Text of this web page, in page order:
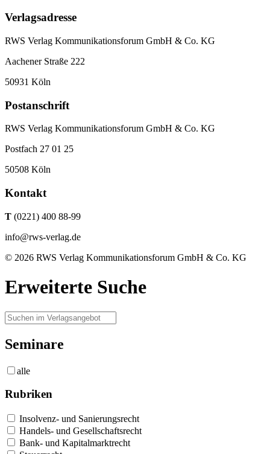
Verlagsadresse
RWS Verlag Kommunikationsforum GmbH & Co. KG
Aachener Straße 222
50931 Köln
Postanschrift
RWS Verlag Kommunikationsforum GmbH & Co. KG
Postfach 27 01 25
50508 Köln
Kontakt
T (0221) 400 88-99
info@rws-verlag.de
© 2026 RWS Verlag Kommunikationsforum GmbH & Co. KG
Erweiterte Suche
Seminare
alle
Rubriken
Insolvenz- und Sanierungsrecht
Handels- und Gesellschaftsrecht
Bank- und Kapitalmarktrecht